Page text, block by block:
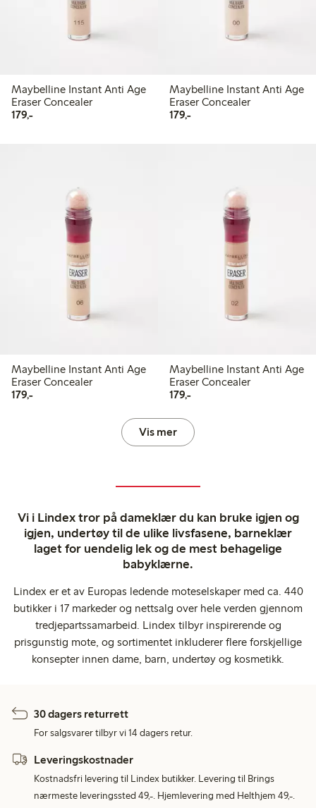
Maybelline Instant Anti Age
Eraser Concealer
179,-179,00 kr
Maybelline Instant Anti Age
Eraser Concealer
179,-179,00 kr
Maybelline Instant Anti Age
Eraser Concealer
179,-179,00 kr
Maybelline Instant Anti Age
Eraser Concealer
179,-179,00 kr
Vis mer
Vi i Lindex tror på dameklær du kan bruke igjen og
igjen, undertøy til de ulike livsfasene, barneklær
laget for uendelig lek og de mest behagelige
babyklærne.
Lindex er et av Europas ledende moteselskaper med ca. 440
butikker i 17 markeder og nettsalg over hele verden gjennom
tredjepartssamarbeid. Lindex tilbyr inspirerende og
prisgunstig mote, og sortimentet inkluderer flere forskjellige
konsepter innen dame, barn, undertøy og kosmetikk.
30 dagers returrett
For salgsvarer tilbyr vi 14 dagers retur.
Leveringskostnader
Kostnadsfri levering til Lindex butikker. Levering til Brings
nærmeste leveringssted 49,-. Hjemlevering med Helthjem 49,-.